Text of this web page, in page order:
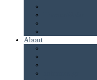
About